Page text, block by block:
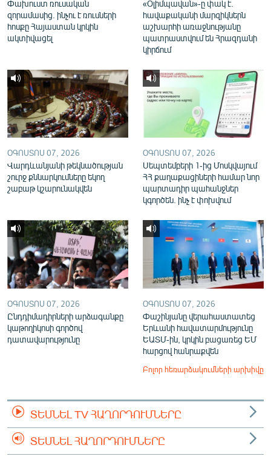
«Ազատության» բոլոր կայքերը
Փախուստ ռուսական
զորամասից. ինչու է ռուսների
հոսքը Հայաստան կրկին
ակտիվացել
«Օլիմպավան»-ը փակ է.
հավաքականի մարզիկներն
աշխարհի առաջնությանը
պատրաստվում են Հրազդանի
կիրճում
ՕԳՈՍՏՈՍ 07, 2026
Վարդևանյանի թեկնածության
շուրջ քննարկումները եկող
շաբաթ կշարունակվեն
ՕԳՈՍՏՈՍ 07, 2026
Սեպտեմբերի 1-ից Մոսկվայում
ՀՀ քաղաքացիների համար նոր
պարտադիր պահանջներ
կգործեն. ինչ է փոխվում
ՕԳՈՍՏՈՍ 07, 2026
Ընդդիմադիրների արձագանքը
կաթողիկոսի գործով
դատավարությունը
ՕԳՈՍՏՈՍ 07, 2026
Փաշինյանը վերահաստատեց
Երևանի հավատարմությունը
ԵԱՏՄ-ին, կրկին բացառեց ԵՄ
հարցով հանրաքվեն
Բոլոր հեռարձակումների արխիվը
ՏԵՍՆԵԼ TV ՀԱՂՈՐԴՈՒՄՆԵՐԸ
ՏԵՍՆԵԼ ՀԱՂՈՐԴՈՒՄՆԵՐԸ